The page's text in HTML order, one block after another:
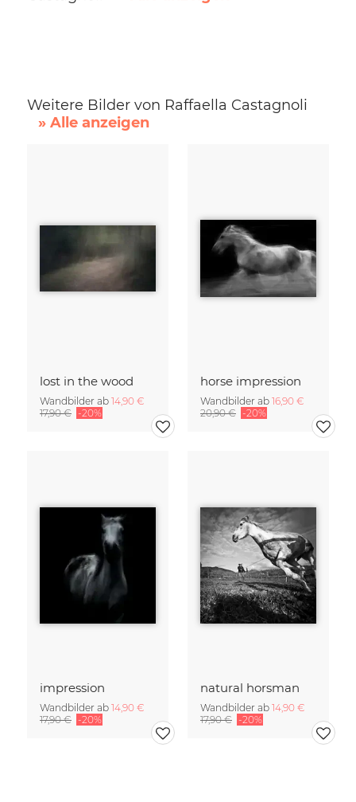
Weitere Bilder von Raffaella Castagnoli
» Alle anzeigen
lost in the wood
Wandbilder ab 14,90 €
17,90 € -20%
horse impression
Wandbilder ab 16,90 €
20,90 € -20%
impression
Wandbilder ab 14,90 €
17,90 € -20%
natural horsman
Wandbilder ab 14,90 €
17,90 € -20%